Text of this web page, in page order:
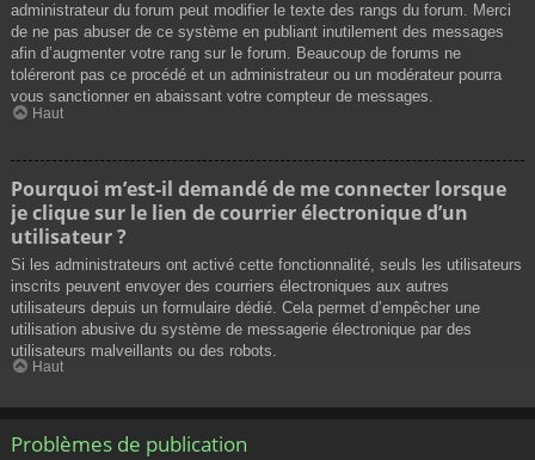
administrateur du forum peut modifier le texte des rangs du forum. Merci
de ne pas abuser de ce système en publiant inutilement des messages
afin d’augmenter votre rang sur le forum. Beaucoup de forums ne
toléreront pas ce procédé et un administrateur ou un modérateur pourra
vous sanctionner en abaissant votre compteur de messages.
Haut
Pourquoi m’est-il demandé de me connecter lorsque
je clique sur le lien de courrier électronique d’un
utilisateur ?
Si les administrateurs ont activé cette fonctionnalité, seuls les utilisateurs
inscrits peuvent envoyer des courriers électroniques aux autres
utilisateurs depuis un formulaire dédié. Cela permet d’empêcher une
utilisation abusive du système de messagerie électronique par des
utilisateurs malveillants ou des robots.
Haut
Problèmes de publication